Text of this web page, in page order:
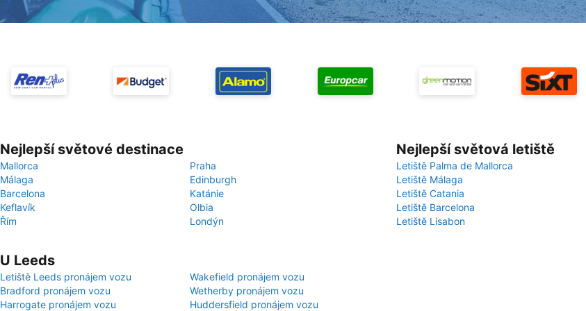
Nejlepší světové destinace
Mallorca
Praha
Málaga
Edinburgh
Barcelona
Katánie
Keflavík
Olbia
Řím
Londýn
Nejlepší světová letiště
Letiště Palma de Mallorca
Letiště Málaga
Letiště Catania
Letiště Barcelona
Letiště Lisabon
U Leeds
Letiště Leeds pronájem vozu
Wakefield pronájem vozu
Bradford pronájem vozu
Wetherby pronájem vozu
Harrogate pronájem vozu
Huddersfield pronájem vozu